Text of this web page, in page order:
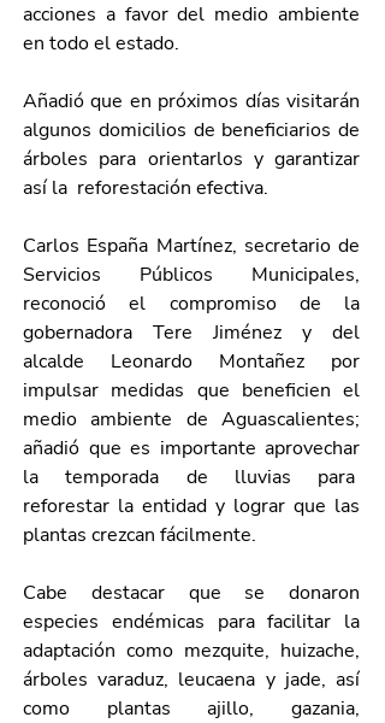
acciones a favor del medio ambiente
en todo el estado.
Añadió que en próximos días visitarán
algunos domicilios de beneficiarios de
árboles para orientarlos y garantizar
así la  reforestación efectiva.
Carlos España Martínez, secretario de
Servicios Públicos Municipales,
reconoció el compromiso de la
gobernadora Tere Jiménez y del
alcalde Leonardo Montañez por
impulsar medidas que beneficien el
medio ambiente de Aguascalientes;
añadió que es importante aprovechar
la temporada de lluvias para
reforestar la entidad y lograr que las
plantas crezcan fácilmente.
Cabe destacar que se donaron
especies endémicas para facilitar la
adaptación como mezquite, huizache,
árboles varaduz, leucaena y jade, así
como plantas ajillo, gazania,